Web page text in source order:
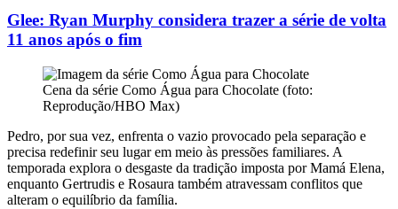
Glee: Ryan Murphy considera trazer a série de volta
11 anos após o fim
Cena da série Como Água para Chocolate (foto:
Reprodução/HBO Max)
Pedro, por sua vez, enfrenta o vazio provocado pela separação e
precisa redefinir seu lugar em meio às pressões familiares. A
temporada explora o desgaste da tradição imposta por Mamá Elena,
enquanto Gertrudis e Rosaura também atravessam conflitos que
alteram o equilíbrio da família.